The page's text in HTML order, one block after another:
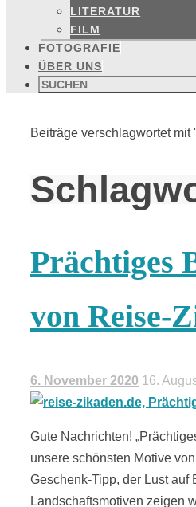
LITERATUR
FILM
FOTOGRAFIE
ÜBER UNS
Suchen
nach:
Start
Beiträge verschlagwortet mit
Prächtiges
von Reise-
6. November 2020 16.
Gute Nachrichten!
unsere schönsten Motive
Geschenk-Tipp, der Lust auf
Landschaftsmotiven zeigen